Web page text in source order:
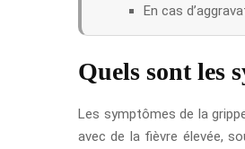
En cas
Quels sont les
Les symptômes de la
avec de la fièvre élevée,